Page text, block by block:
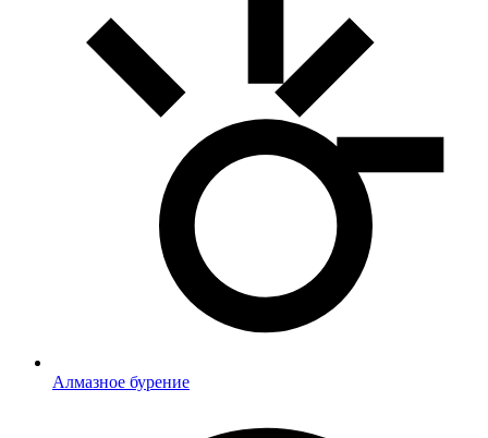
Алмазное бурение